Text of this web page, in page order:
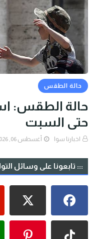
حالة الطقس
حالة الطقس:
حتى السبت
اخبارنا سوا أغسطس 06, 2026
::: تابعونا على وسائل